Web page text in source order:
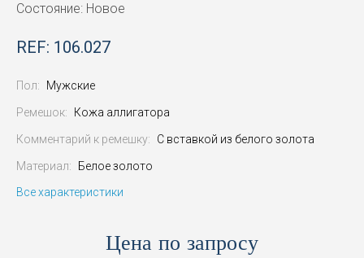
Состояние: Новое
REF: 106.027
Пол: Мужские
Ремешок: Кожа аллигатора
Комментарий к ремешку: С вставкой из белого золота
Материал:
Белое золото
Все характеристики
Цена по запросу